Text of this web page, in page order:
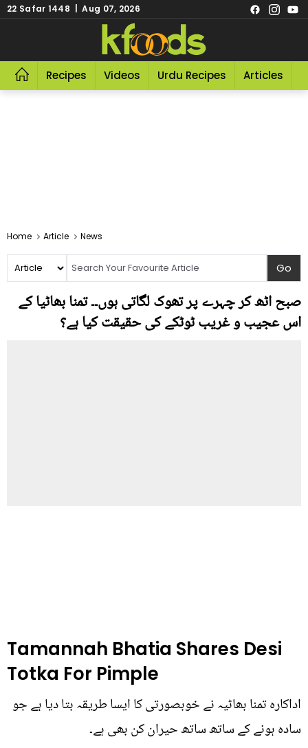
22 Safar 1448 | Aug 07, 2026
Recipes Videos Urdu Recipes Articles
Home Article News
صبح اٹھ کر چہرے پر تھوک لگاتی ہوں۔۔ تمنا بھاٹیا کے
اس عجیب و غریب ٹوٹکے کی حقیقت کیا ہے؟
Tamannah Bhatia Shares Desi
Totka For Pimple
اداکارہ تمنا بھاٹیہ نے خوبصورتی کا ایسا طریقہ بتا دیا ہے جو
سادہ ہونے کے ساتھ ساتھ حیران کن بھی ہے۔